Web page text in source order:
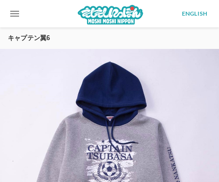
menu ENGLISH
キャプテン翼6